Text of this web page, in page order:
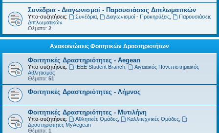
Συνέδρια - Διαγωνισμοί - Παρουσιάσεις Διπλωματικών
Υπο-συζητήσεις: Συνέδρια, Διαγωνισμοί - Προκηρύξεις,
Παρουσιάσεις
Διπλωματικών
Θέματα: 2
Ανακοινώσεις Φοιτητικών Δραστηριοτήτων
Φοιτητικές Δραστηριότητες - Aegean
Υπο-συζητήσεις: IEEE Student Branch,
Αιγαιακός Πανεπιστημιακός
Αθλητισμός
Θέματα: 51
Φοιτητικές Δραστηριότητες - Λήμνος
Φοιτητικές Δραστηριότητες - Μυτιλήνη
Υπο-συζητήσεις: Αθλητικές Ομάδες, Καλλιτεχνικές Ομάδες,
Δραστηριότητες MyAegean
Θέματα: 1